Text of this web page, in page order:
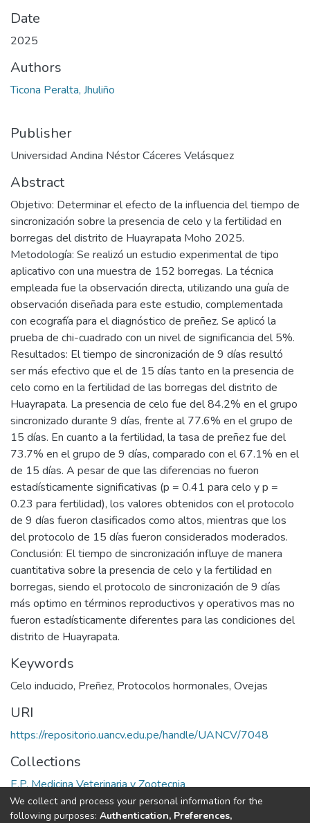
Date
2025
Authors
Ticona Peralta, Jhuliño
Publisher
Universidad Andina Néstor Cáceres Velásquez
Abstract
Objetivo: Determinar el efecto de la influencia del tiempo de
sincronización sobre la presencia de celo y la fertilidad en
borregas del distrito de Huayrapata Moho 2025.
Metodología: Se realizó un estudio experimental de tipo
aplicativo con una muestra de 152 borregas. La técnica
empleada fue la observación directa, utilizando una guía de
observación diseñada para este estudio, complementada
con ecografía para el diagnóstico de preñez. Se aplicó la
prueba de chi-cuadrado con un nivel de significancia del 5%.
Resultados: El tiempo de sincronización de 9 días resultó
ser más efectivo que el de 15 días tanto en la presencia de
celo como en la fertilidad de las borregas del distrito de
Huayrapata. La presencia de celo fue del 84.2% en el grupo
sincronizado durante 9 días, frente al 77.6% en el grupo de
15 días. En cuanto a la fertilidad, la tasa de preñez fue del
73.7% en el grupo de 9 días, comparado con el 67.1% en el
de 15 días. A pesar de que las diferencias no fueron
estadísticamente significativas (p = 0.41 para celo y p =
0.23 para fertilidad), los valores obtenidos con el protocolo
de 9 días fueron clasificados como altos, mientras que los
del protocolo de 15 días fueron considerados moderados.
Conclusión: El tiempo de sincronización influye de manera
cuantitativa sobre la presencia de celo y la fertilidad en
borregas, siendo el protocolo de sincronización de 9 días
más optimo en términos reproductivos y operativos mas no
fueron estadísticamente diferentes para las condiciones del
distrito de Huayrapata.
Keywords
Celo inducido, Preñez, Protocolos hormonales, Ovejas
URI
https://repositorio.uancv.edu.pe/handle/UANCV/7048
Collections
E.P. Medicina Veterinaria y Zootecnia
Full item page
We collect and process your personal information for the
following purposes: Authentication, Preferences,